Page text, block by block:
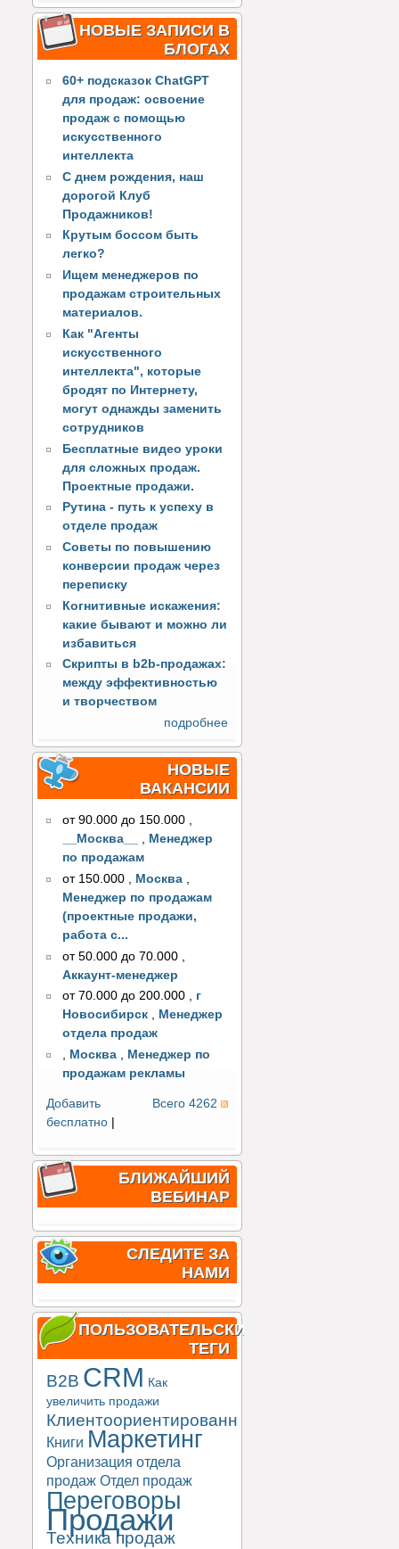
НОВЫЕ ЗАПИСИ В
БЛОГАХ
60+ подсказок ChatGPT
для продаж: освоение
продаж с помощью
искусственного
интеллекта
С днем рождения, наш
дорогой Клуб
Продажников!
Крутым боссом быть
легко?
Ищем менеджеров по
продажам строительных
материалов.
Как "Агенты
искусственного
интеллекта", которые
бродят по Интернету,
могут однажды заменить
сотрудников
Бесплатные видео уроки
для сложных продаж.
Проектные продажи.
Рутина - путь к успеху в
отделе продаж
Советы по повышению
конверсии продаж через
переписку
Когнитивные искажения:
какие бывают и можно ли
избавиться
Скрипты в b2b-продажах:
между эффективностью
и творчеством
подробнее
НОВЫЕ
ВАКАНСИИ
от 90.000 до 150.000 ,
__Москва__
, Менеджер
по продажам
от 150.000
Москва
Менеджер по продажам
(проектные продажи,
работа с...
от 50.000 до 70.000
Аккаунт-менеджер
от 70.000 до 200.000 , г
Новосибирск , Менеджер
отдела продаж
, Москва , Менеджер по
продажам рекламы
Всего 4262
Добавить
бесплатно
БЛИЖАЙШИЙ
ВЕБИНАР
СЛЕДИТЕ ЗА
НАМИ
ПОЛЬЗОВАТЕЛЬСКИЕ
ТЕГИ
B2B CRM Как
увеличить продажи
Клиентоориентированность
Книги Маркетинг
Организация отдела
продаж Отдел продаж
Переговоры
Продажи
Техника продаж